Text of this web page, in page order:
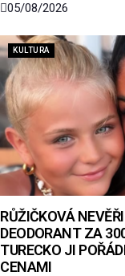
05/08/2026
KULTURA
RŮŽIČKOVÁ
DEODORANT ZA
TURECKO JI
CENAMI